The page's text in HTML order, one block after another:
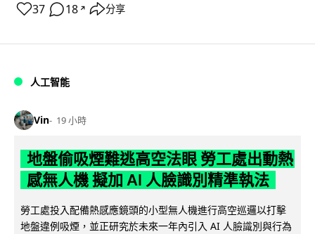
37 18 ↗ 分享
人工智能
Vin 19 小時
地盤偷吸煙難逃高空法眼 勞工處出動熱
感無人機 擬加 AI 人臉識別精準執法
勞工處投入配備熱感應鏡頭的小型無人機進行高空巡邏以打擊
地盤違例吸煙，並正研究於未來一年內引入 AI 人臉識別與行為